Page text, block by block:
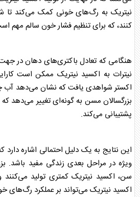
نیتریک به رگ‌های خونی کمک می‌کند
کنند، که برای تنظیمفشار خون سالم مهم
هنگامی که تعادل باکتری‌های دهان در جهت
نیترات به اکسید نیتریک ممکن است
اکستر شواهدی یافت که نشان می‌دهد آب
بزرگسالان مسن به گونه‌ای تغییر می‌دهد
پشتیبانی می‌کند.
این نتایج به یک دلیل احتمالی اشاره
ویژه در مراحل بعدی زندگی مفید باشد.
سن، اکسید نیتریک کمتری تولید
اکسید نیتریک می‌تواند بر عملکرد رگ‌های